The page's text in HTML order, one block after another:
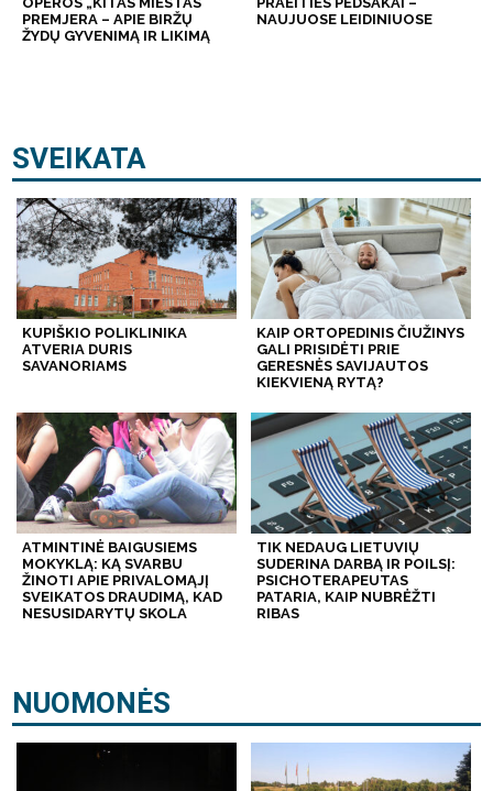
PREMJERA – APIE BIRŽŲ
ŽYDŲ GYVENIMĄ IR LIKIMĄ
NAUJUOSE LEIDINIUOSE
SVEIKATA
KUPIŠKIO POLIKLINIKA
ATVERIA DURIS
SAVANORIAMS
KAIP ORTOPEDINIS ČIUŽINYS
GALI PRISIDĖTI PRIE
GERESNĖS SAVIJAUTOS
KIEKVIENĄ RYTĄ?
ATMINTINĖ BAIGUSIEMS
MOKYKLĄ: KĄ SVARBU
ŽINOTI APIE PRIVALOMĄJĮ
SVEIKATOS DRAUDIMĄ, KAD
NESUSIDARYTŲ SKOLA
TIK NEDAUG LIETUVIŲ
SUDERINA DARBĄ IR POILSĮ:
PSICHOTERAPEUTAS
PATARIA, KAIP NUBRĖŽTI
RIBAS
NUOMONĖS